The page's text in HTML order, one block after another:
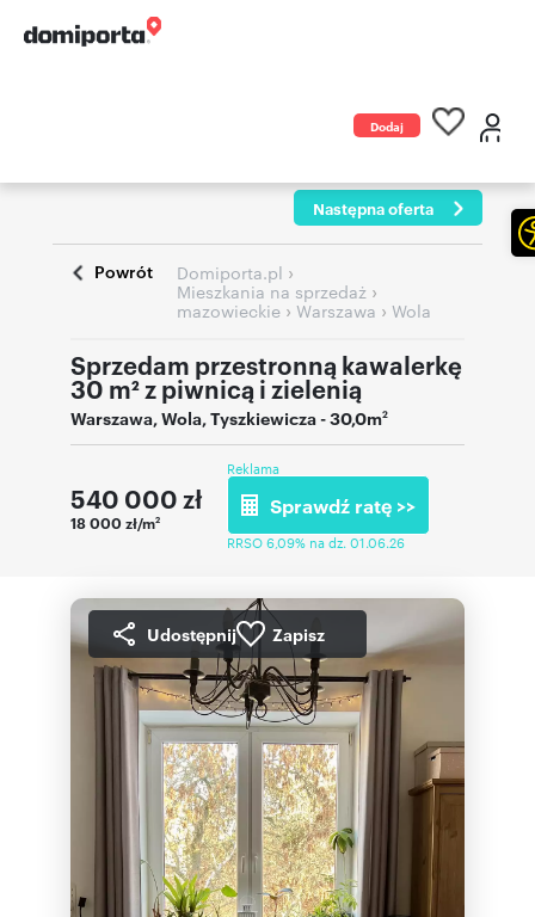
Dodaj
Następna oferta
Powrót Domiporta.pl ›
Mieszkania na sprzedaż ›
mazowieckie › Warszawa › Wola
Sprzedam przestronną kawalerkę
30 m² z piwnicą i zielenią
Warszawa,Wola,Tyszkiewicza- 30,0m2
540 000 zł
18 000 zł/m2
Reklama
Sprawdź ratę >>
RRSO 6,09% na dz. 01.06.26
Udostępnij Zapisz